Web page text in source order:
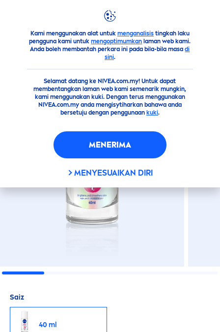
Kami menggunakan alat untuk menganalisistingkah laku
pengguna kami untukmengoptimumkan laman web kami.
Anda boleh membantah perkara ini pada bila-bila masadi
sini.
Selamat datang ke NIVEA.com.my! Untuk dapat
membentangkan laman web kami semenarik mungkin,
kami menggunakan kuki. Dengan terus menggunakan
NIVEA.com.my anda mengisytiharkan bahawa anda
bersetuju dengan penggunaan kuki.
MENERIMA
MENYESUAIKAN DIRI
EXTRA BRIGHT SERUM ROLL
ON
Saiz
40 ml